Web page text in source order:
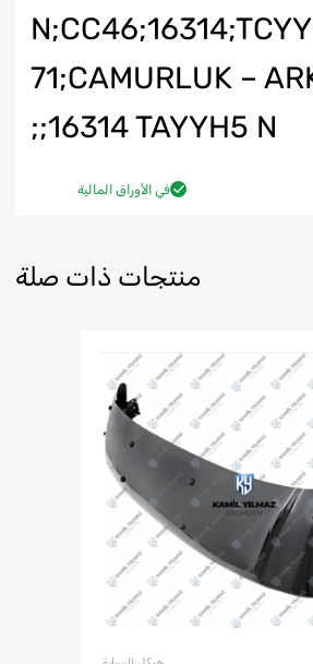
71;CAMURLUK –
16314 TAYYH5 N;;
في الأوراق المالية
منتجات ذات صلة